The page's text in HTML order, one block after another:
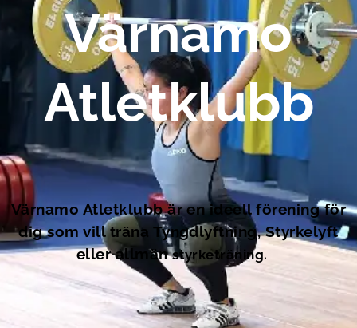
Värnamo
Atletklubb
Värnamo Atletklubb är en ideell förening för
dig som vill träna Tyngdlyftning, Styrkelyft
eller allmänstyrketräning.